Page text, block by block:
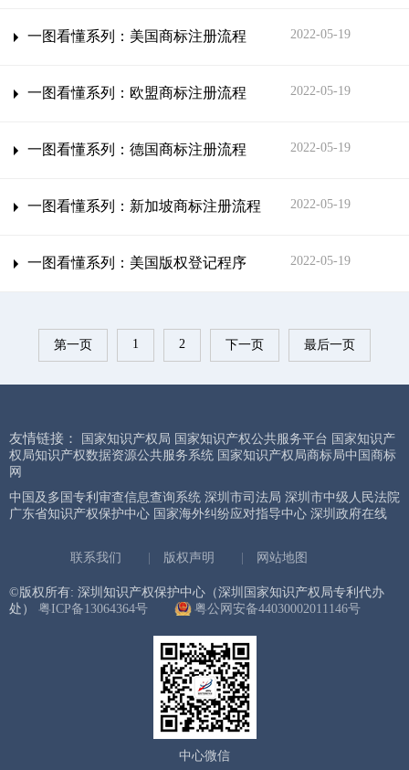
一图看懂系列：美国商标注册流程 2022-05-19
一图看懂系列：欧盟商标注册流程 2022-05-19
一图看懂系列：德国商标注册流程 2022-05-19
一图看懂系列：新加坡商标注册流程 2022-05-19
一图看懂系列：美国版权登记程序 2022-05-19
第一页 1 2 下一页 最后一页
友情链接： 国家知识产权局 国家知识产权公共服务平台 国家知识产
权局知识产权数据资源公共服务系统 国家知识产权局商标局中国商标
网
中国及多国专利审查信息查询系统 深圳市司法局 深圳市中级人民法院
广东省知识产权保护中心 国家海外纠纷应对指导中心 深圳政府在线
联系我们 版权声明 网站地图
©版权所有: 深圳知识产权保护中心（深圳国家知识产权局专利代办
处） 粤ICP备13064364号 粤公网安备44030002011146号
中心微信